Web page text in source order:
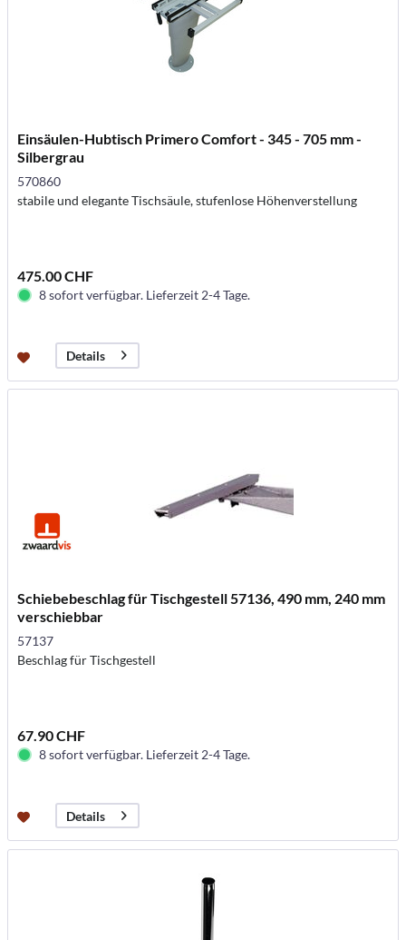
Einsäulen-Hubtisch Primero Comfort - 345 - 705 mm -
Silbergrau
570860
stabile und elegante Tischsäule, stufenlose Höhenverstellung
475.00 CHF
8 sofort verfügbar. Lieferzeit 2-4 Tage.
Details
Schiebebeschlag für Tischgestell 57136, 490 mm, 240 mm
verschiebbar
57137
Beschlag für Tischgestell
67.90 CHF
8 sofort verfügbar. Lieferzeit 2-4 Tage.
Details